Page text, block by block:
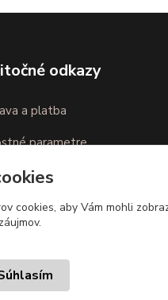
odkazy
a platba
parametre
cookies, aby Vám mohli